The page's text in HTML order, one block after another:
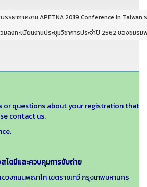
รยากาศงาน APETNA 2019 Conference in
ลงทะเบียนงานประชุมวิชาการประจำปี 2562 ของชม
or questions about your registration that
contact us.
โตมีและควบคุมการขับถ่าย
ขวงถนนพญาไท เขตราชเทวี กรุงเทพมหานคร